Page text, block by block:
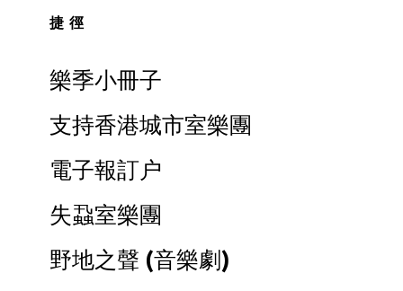
捷徑
樂季小冊子
支持香港城市室樂團
電子報訂户
失蝨室樂團
野地之聲 (音樂劇)